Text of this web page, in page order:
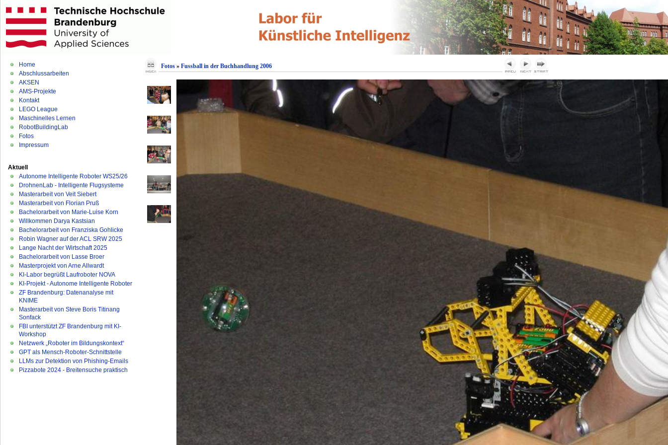
Home
Abschlussarbeiten
AKSEN
AMS-Projekte
Kontakt
LEGO League
Maschinelles Lernen
RobotBuildingLab
Fotos
Impressum
Aktuell
Autonome Intelligente Roboter WS25/26
DrohnenLab - Intelligente Flugsysteme
Masterarbeit von Veit Siebert
Masterarbeit von Florian Pruß
Bachelorarbeit von Marie-Luise Korn
Willkommen Darya Kastsian
Bachelorarbeit von Franziska Gohlicke
Robin Wagner auf der ACL SRW 2025
Lange Nacht der Wirtschaft 2025
Bachelorarbeit von Lasse Broer
Masterprojekt von Arne Allwardt
KI-Labor begrüßt Laufroboter NOVA
KI-Projekt - Autonome Intelligente Roboter
ZF Brandenburg: Datenanalyse mit
KNIME
Masterarbeit von Steve Boris Titinang
Sonfack
FBI unterstützt ZF Brandenburg mit KI-
Workshop
Netzwerk „Roboter im Bildungskontext“
GPT als Mensch-Roboter-Schnittstelle
LLMs zur Detektion von Phishing-Emails
Pizzabote 2024 - Breitensuche praktisch
Fotos »Fussball in der Buchhandlung 2006